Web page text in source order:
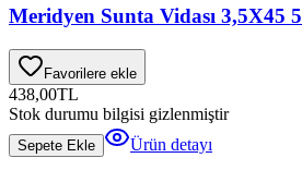
Meridyen Sunta Vidası 3,5X45
Favorilere ekle
438,00TL
Stok durumu bilgisi gizlenmiştir
Sepete Ekle Ürün detayı